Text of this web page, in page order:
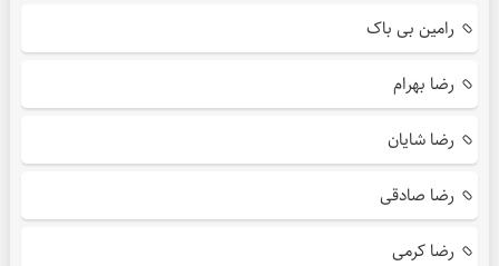
رامین بی باک
رضا بهرام
رضا شایان
رضا صادقی
رضا کرمی